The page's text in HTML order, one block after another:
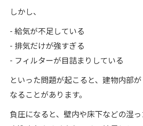
しかし、
- 給気が不足している
- 排気だけが強すぎる
- フィルターが目詰まりしている
といった問題が起こると、建物内部
なることがあります。
負圧になると、壁内や床下などの湿っ